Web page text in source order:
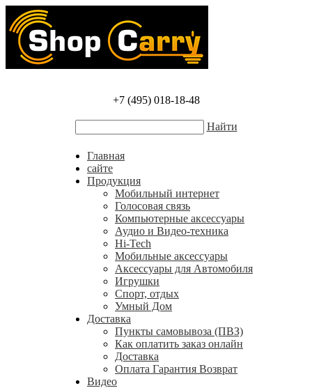
+7 (495) 018-18-48
Найти
Главная
сайте
Продукция
Мобильный интернет
Голосовая связь
Компьютерные аксессуары
Аудио и Видео-техника
Hi-Tech
Мобильные аксессуары
Аксессуары для Автомобиля
Игрушки
Спорт, отдых
Умный Дом
Доставка
Пункты самовывоза (ПВЗ)
Как оплатить заказ онлайн
Доставка
Оплата Гарантия Возврат
Видео